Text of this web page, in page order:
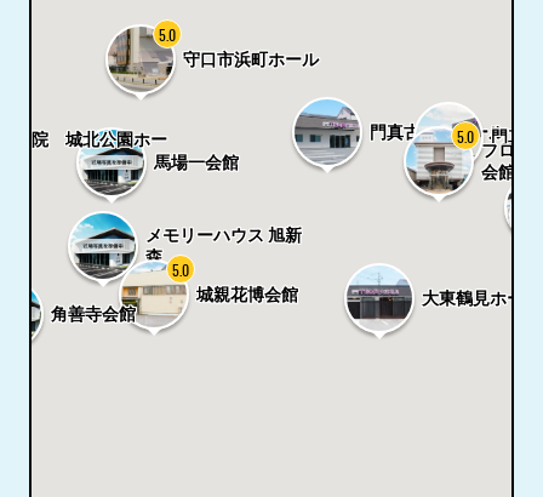
守口市浜町ホール
5.0
門真古川橋ホール
馬場一会館
樹院 城北公園ホー
門真
フロー
会館
5.0
メモリーハウス 旭新
森
城親花博会館
5.0
角善寺会館
大東鶴見ホール